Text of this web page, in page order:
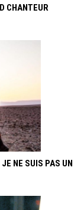
CHANTEUR
NE SUIS PAS UN